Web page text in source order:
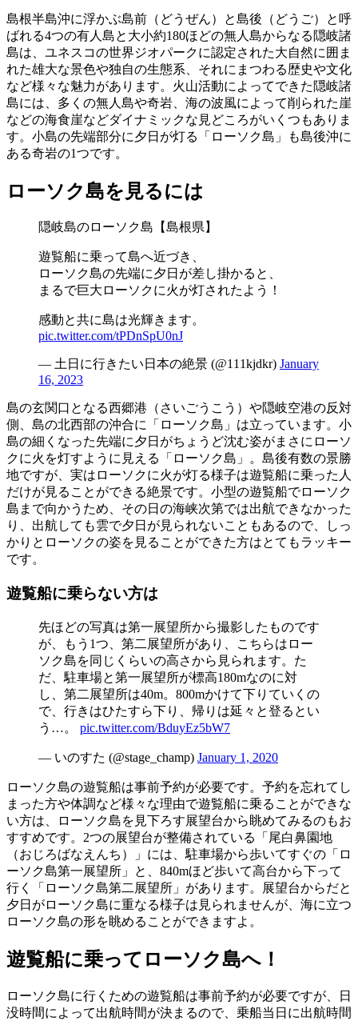
島根半島沖に浮かぶ島前（どうぜん）と島後（どうご）と呼
ばれる4つの有人島と大小約180ほどの無人島からなる隠岐諸
島は、ユネスコの世界ジオパークに認定された大自然に囲ま
れた雄大な景色や独自の生態系、それにまつわる歴史や文化
など様々な魅力があります。火山活動によってできた隠岐諸
島には、多くの無人島や奇岩、海の波風によって削られた崖
などの海食崖などダイナミックな見どころがいくつもありま
す。小島の先端部分に夕日が灯る「ローソク島」も島後沖に
ある奇岩の1つです。
ローソク島を見るには
隠岐島のローソク島【島根県】
遊覧船に乗って島へ近づき、
ローソク島の先端に夕日が差し掛かると、
まるで巨大ローソクに火が灯されたよう！
感動と共に島は光輝きます。
pic.twitter.com/tPDnSpU0nJ
— 土日に行きたい日本の絶景 (@111kjdkr) January
16, 2023
島の玄関口となる西郷港（さいごうこう）や隠岐空港の反対
側、島の北西部の沖合に「ローソク島」は立っています。小
島の細くなった先端に夕日がちょうど沈む姿がまさにローソ
クに火を灯すように見える「ローソク島」。島後有数の景勝
地ですが、実はローソクに火が灯る様子は遊覧船に乗った人
だけが見ることができる絶景です。小型の遊覧船でローソク
島まで向かうため、その日の海峡次第では出航できなかった
り、出航しても雲で夕日が見られないこともあるので、しっ
かりとローソクの姿を見ることができた方はとてもラッキー
です。
遊覧船に乗らない方は
先ほどの写真は第一展望所から撮影したものです
が、もう1つ、第二展望所があり、こちらはロー
ソク島を同じくらいの高さから見られます。た
だ、駐車場と第一展望所が標高180mなのに対
し、第二展望所は40m。800mかけて下りていくの
で、行きはひたすら下り、帰りは延々と登るとい
う…。 pic.twitter.com/BduyEz5bW7
— いのすた (@stage_champ) January 1, 2020
ローソク島の遊覧船は事前予約が必要です。予約を忘れてし
まった方や体調など様々な理由で遊覧船に乗ることができな
い方は、ローソク島を見下ろす展望台から眺めてみるのもお
すすめです。2つの展望台が整備されている「尾白鼻園地
（おじろばなえんち）」には、駐車場から歩いてすぐの「ロ
ーソク島第一展望所」と、840mほど歩いて高台から下って
行く「ローソク島第二展望所」があります。展望台からだと
夕日がローソク島に重なる様子は見られませんが、海に立つ
ローソク島の形を眺めることができますよ。
遊覧船に乗ってローソク島へ！
ローソク島に行くための遊覧船は事前予約が必要ですが、日
没時間によって出航時間が決まるので、乗船当日に出航時間